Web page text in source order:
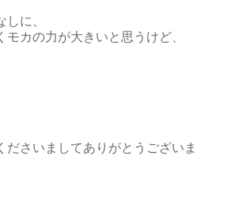
に、
カの力が大きいと思うけど、
ださいましてありがとうございま